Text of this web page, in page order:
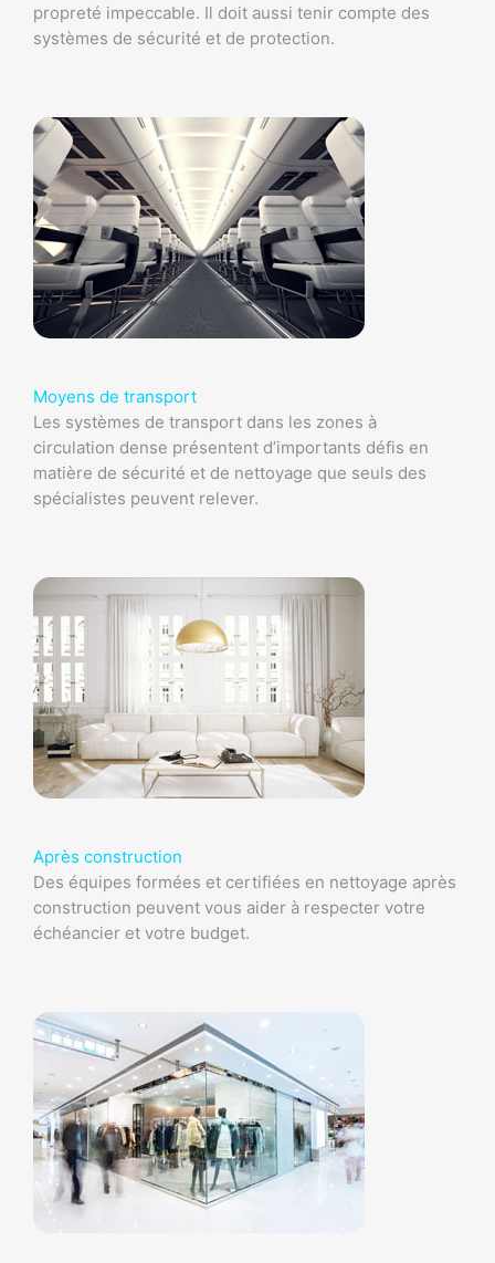
propreté impeccable. Il doit aussi tenir compte des
systèmes de sécurité et de protection.
Moyens de transport
Les systèmes de transport dans les zones à
circulation dense présentent d’importants défis en
matière de sécurité et de nettoyage que seuls des
spécialistes peuvent relever.
Après construction
Des équipes formées et certifiées en nettoyage après
construction peuvent vous aider à respecter votre
échéancier et votre budget.